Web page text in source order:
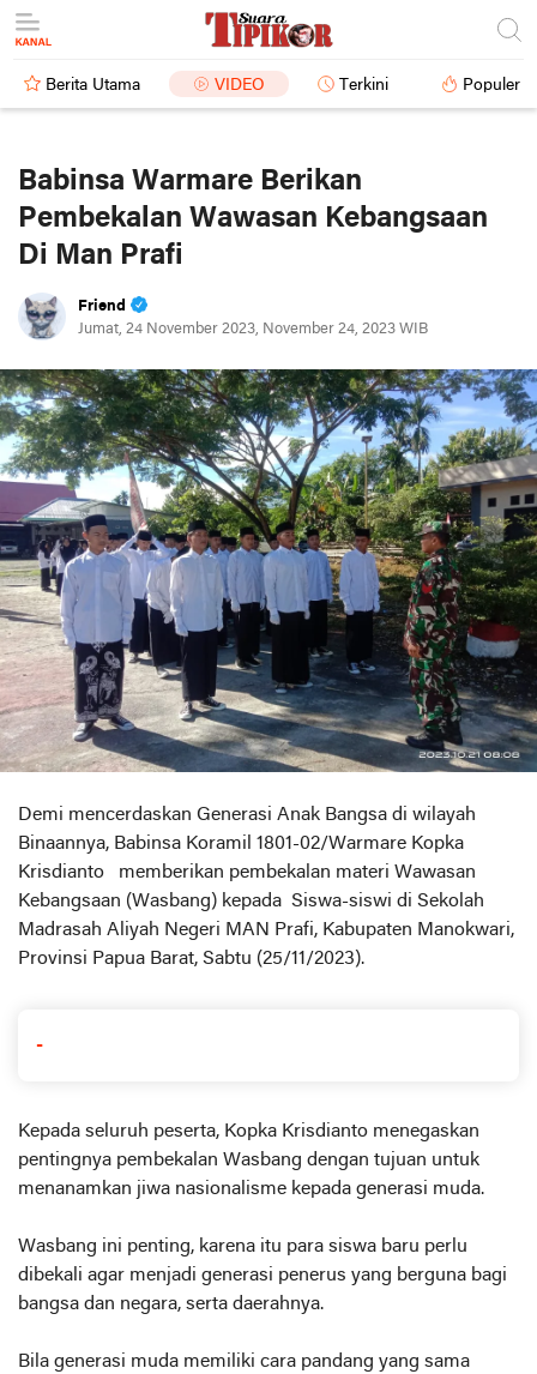
Berita Utama VIDEO Terkini Populer
Babinsa Warmare Berikan
Pembekalan Wawasan Kebangsaan
Di Man Prafi
Friend
Jumat, 24 November 2023, November 24, 2023 WIB
Demi mencerdaskan Generasi Anak Bangsa di wilayah
Binaannya, Babinsa Koramil 1801-02/Warmare Kopka
Krisdianto memberikan pembekalan materi Wawasan
Kebangsaan (Wasbang) kepada Siswa-siswi di Sekolah
Madrasah Aliyah Negeri MAN Prafi, Kabupaten Manokwari,
Provinsi Papua Barat, Sabtu (25/11/2023).
-
Kepada seluruh peserta, Kopka Krisdianto menegaskan
pentingnya pembekalan Wasbang dengan tujuan untuk
menanamkan jiwa nasionalisme kepada generasi muda.
Wasbang ini penting, karena itu para siswa baru perlu
dibekali agar menjadi generasi penerus yang berguna bagi
bangsa dan negara, serta daerahnya.
Bila generasi muda memiliki cara pandang yang sama